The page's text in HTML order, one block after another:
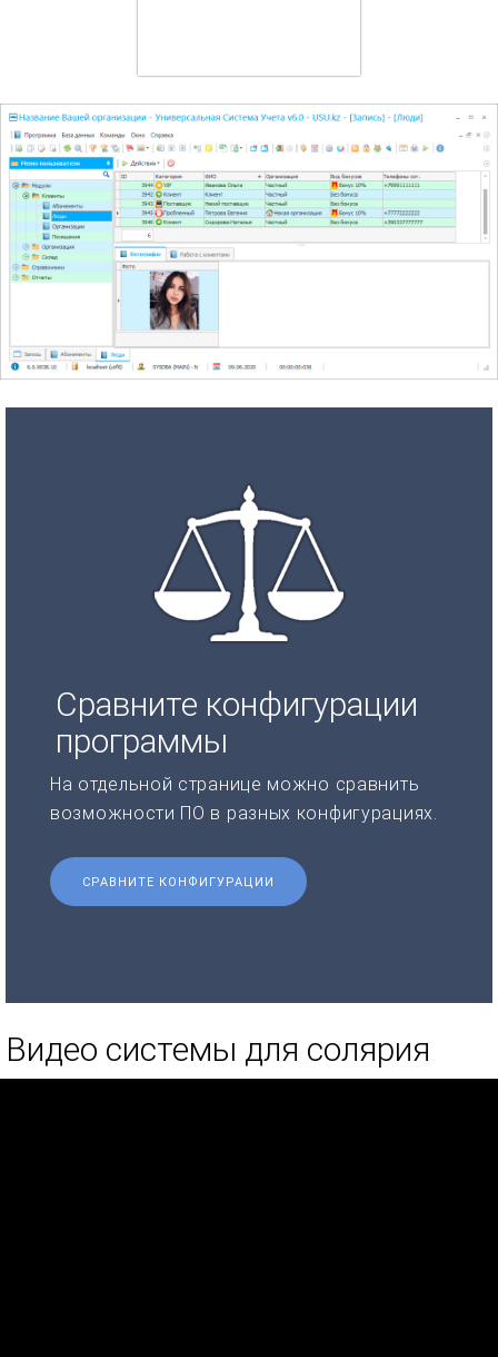
Сравните конфигурации
программы
На отдельной странице можно сравнить
возможности ПО в разных конфигурациях.
СРАВНИТЕ КОНФИГУРАЦИИ
Видео системы для солярия